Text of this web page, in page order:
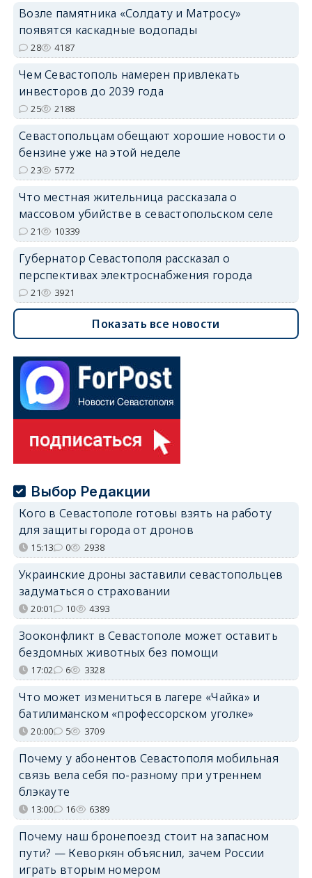
Возле памятника «Солдату и Матросу»
появятся каскадные водопады
28 4187
Чем Севастополь намерен привлекать
инвесторов до 2039 года
25 2188
Севастопольцам обещают хорошие новости о
бензине уже на этой неделе
23 5772
Что местная жительница рассказала о
массовом убийстве в севастопольском селе
21 10339
Губернатор Севастополя рассказал о
перспективах электроснабжения города
21 3921
Показать все новости
Выбор Редакции
Кого в Севастополе готовы взять на работу
для защиты города от дронов
15:13 0 2938
Украинские дроны заставили севастопольцев
задуматься о страховании
20:01 10 4393
Зооконфликт в Севастополе может оставить
бездомных животных без помощи
17:02 6 3328
Что может измениться в лагере «Чайка» и
батилиманском «профессорском уголке»
20:00 5 3709
Почему у абонентов Севастополя мобильная
связь вела себя по-разному при утреннем
блэкауте
13:00 16 6389
Почему наш бронепоезд стоит на запасном
пути? — Кеворкян объяснил, зачем России
играть вторым номером